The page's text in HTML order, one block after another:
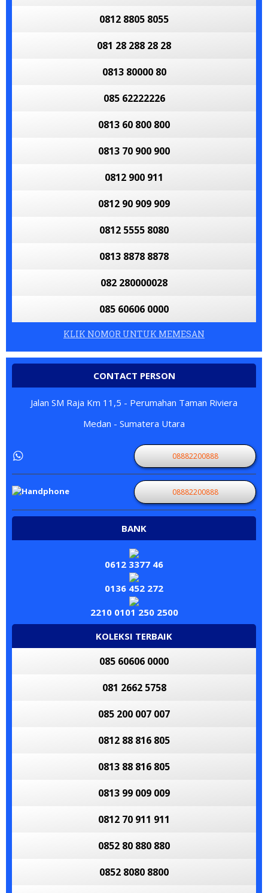
0812 8805 8055
081 28 288 28 28
0813 80000 80
085 62222226
0813 60 800 800
0813 70 900 900
0812 900 911
0812 90 909 909
0812 5555 8080
0813 8878 8878
082 280000028
085 60606 0000
KLIK NOMOR UNTUK MEMESAN
CONTACT PERSON
Jalan SM Raja Km 11,5 - Perumahan Taman Riviera
Medan - Sumatera Utara
08882200888
08882200888
BANK
0612 3377 46
0136 452 272
2210 0101 250 2500
KOLEKSI TERBAIK
085 60606 0000
081 2662 5758
085 200 007 007
0812 88 816 805
0813 88 816 805
0813 99 009 009
0812 70 911 911
0852 80 880 880
0852 8080 8800